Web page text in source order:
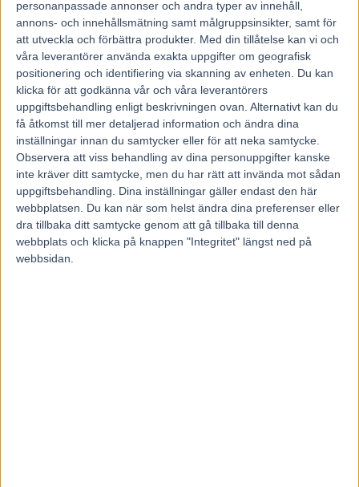
personanpassade annonser och andra typer av innehåll,
annons- och innehållsmätning samt målgruppsinsikter, samt för
att utveckla och förbättra produkter. Med din tillåtelse kan vi och
våra leverantörer använda exakta uppgifter om geografisk
positionering och identifiering via skanning av enheten. Du kan
klicka för att godkänna vår och våra leverantörers
uppgiftsbehandling enligt beskrivningen ovan. Alternativt kan du
få åtkomst till mer detaljerad information och ändra dina
inställningar innan du samtycker eller för att neka samtycke.
Observera att viss behandling av dina personuppgifter kanske
inte kräver ditt samtycke, men du har rätt att invända mot sådan
uppgiftsbehandling. Dina inställningar gäller endast den här
webbplatsen. Du kan när som helst ändra dina preferenser eller
dra tillbaka ditt samtycke genom att gå tillbaka till denna
webbplats och klicka på knappen "Integritet" längst ned på
webbsidan.
Föregående artikel
Måndagens lunchtrav flyttas
Nästa artikel
Fem tippar V75 Halmstad 4
januari 2014
RELATERADE ARTIKLAR
Inför V85 ÖSTERSUND: Till